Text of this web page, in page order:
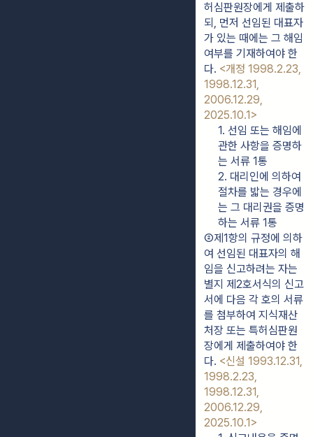
허심판원장에게 제출하
되, 먼저 선임된 대표자
가 있는 때에는 그 해임
여부를 기재하여야 한
다. <개정 1998.2.23,
1998.12.31,
2006.12.29,
2025.10.1>
1. 선임 또는 해임에
관한 사항을 증명하
는 서류 1통
2. 대리인에 의하여
절차를 밟는 경우에
는 그 대리권을 증명
하는 서류 1통
②제1항의 규정에 의하
여 선임된 대표자의 해
임을 신고하려는 자는
별지 제2호서식의 신고
서에 다음 각 호의 서류
를 첨부하여 지식재산
처장 또는 특허심판원
장에게 제출하여야 한
다. <신설 1993.12.31,
1998.2.23,
1998.12.31,
2006.12.29,
2025.10.1>